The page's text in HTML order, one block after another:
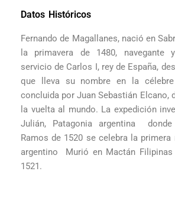
Datos Históricos
Fernando de Magallanes, nació en
la primavera de 1480, navegante
servicio de Carlos I, rey de España,
que lleva su nombre en la célebre
concluida por Juan Sebastián Elcano,
la vuelta al mundo. La expedición
Julián, Patagonia argentina
Ramos de 1520 se celebra la
argentino Murió en Mactán
1521.